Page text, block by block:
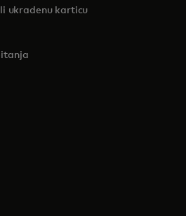
ukradenu karticu
in a new tab